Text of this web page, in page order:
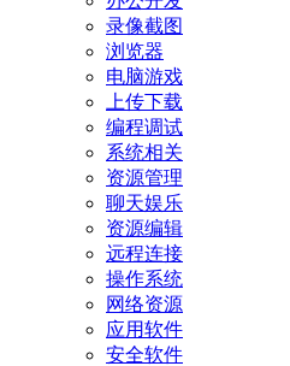
录像截图
浏览器
电脑游戏
上传下载
编程调试
系统相关
资源管理
聊天娱乐
资源编辑
远程连接
操作系统
网络资源
应用软件
安全软件